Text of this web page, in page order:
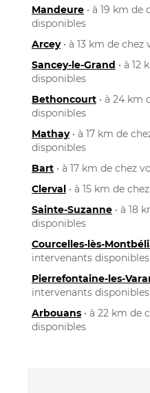
Mandeure • à 19 km de
disponibles
Arcey• à 13 km de chez
Sancey-le-Grand • à 12
disponibles
Bethoncourt • à 24 km
disponibles
Mathay• à 17 km de
disponibles
Bart • à 17 km de chez
Clerval • à 15 km de
Sainte-Suzanne • à 18
disponibles
Courcelles-lès-
intervenants disponibles
Pierrefontaine-les-
intervenants disponibles
Arbouans • à 22 km de
disponibles